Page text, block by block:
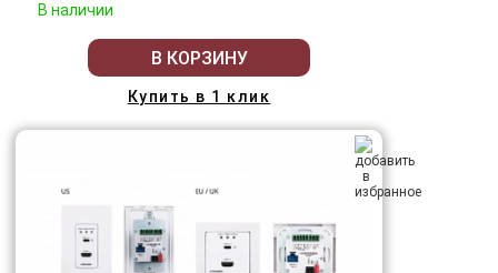
В наличии
В КОРЗИНУ
Купить в 1 клик